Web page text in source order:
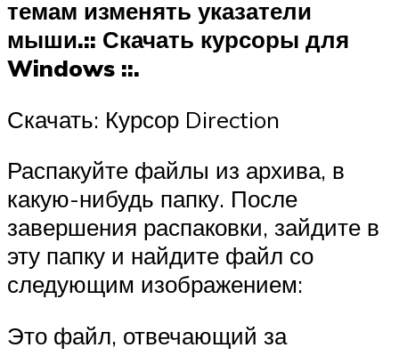
темам изменять указатели
мыши.:: Скачать курсоры для
Windows ::.
Скачать: Курсор Direction
Распакуйте файлы из архива, в
какую-нибудь папку. После
завершения распаковки, зайдите в
эту папку и найдите файл со
следующим изображением:
Это файл, отвечающий за